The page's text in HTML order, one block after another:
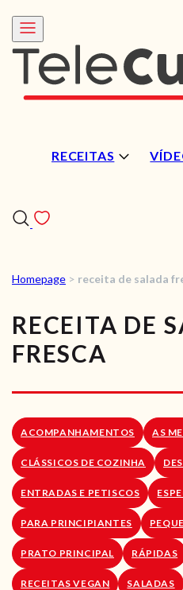
RECEITAS
Homepage > receita de salada
RECEITA DE
FRESCA
ACOMPANHAMENTOS AS
CLÁSSICOS DE COZINHA
ENTRADAS E PETISCOS
PARA PRINCIPIANTES
PRATO PRINCIPAL RÁPIDAS
RECEITAS VEGAN SALADAS